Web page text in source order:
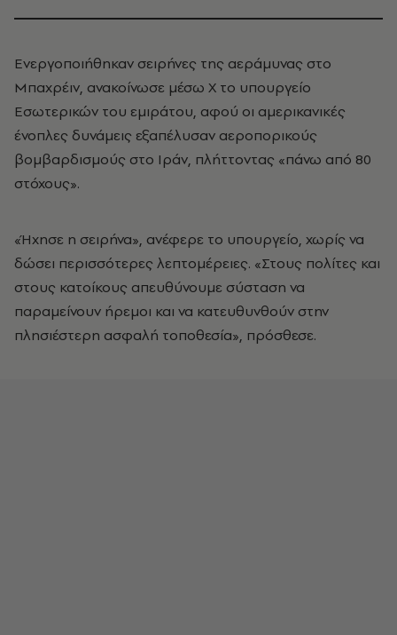
Ενεργοποιήθηκαν σειρήνες της αεράμυνας στο
Μπαχρέιν, ανακοίνωσε μέσω X το υπουργείο
Εσωτερικών του εμιράτου, αφού οι αμερικανικές
ένοπλες δυνάμεις εξαπέλυσαν αεροπορικούς
βομβαρδισμούς στο Ιράν, πλήττοντας «πάνω από 80
στόχους».
«Ήχησε η σειρήνα», ανέφερε το υπουργείο, χωρίς να
δώσει περισσότερες λεπτομέρειες. «Στους πολίτες και
στους κατοίκους απευθύνουμε σύσταση να
παραμείνουν ήρεμοι και να κατευθυνθούν στην
πλησιέστερη ασφαλή τοποθεσία», πρόσθεσε.